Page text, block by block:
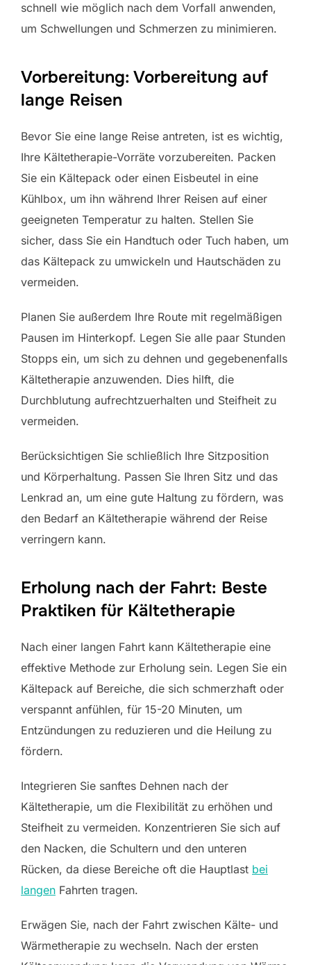
schnell wie möglich nach dem Vorfall anwenden,
um Schwellungen und Schmerzen zu minimieren.
Vorbereitung: Vorbereitung auf
lange Reisen
Bevor Sie eine lange Reise antreten, ist es wichtig,
Ihre Kältetherapie-Vorräte vorzubereiten. Packen
Sie ein Kältepack oder einen Eisbeutel in eine
Kühlbox, um ihn während Ihrer Reisen auf einer
geeigneten Temperatur zu halten. Stellen Sie
sicher, dass Sie ein Handtuch oder Tuch haben, um
das Kältepack zu umwickeln und Hautschäden zu
vermeiden.
Planen Sie außerdem Ihre Route mit regelmäßigen
Pausen im Hinterkopf. Legen Sie alle paar Stunden
Stopps ein, um sich zu dehnen und gegebenenfalls
Kältetherapie anzuwenden. Dies hilft, die
Durchblutung aufrechtzuerhalten und Steifheit zu
vermeiden.
Berücksichtigen Sie schließlich Ihre Sitzposition
und Körperhaltung. Passen Sie Ihren Sitz und das
Lenkrad an, um eine gute Haltung zu fördern, was
den Bedarf an Kältetherapie während der Reise
verringern kann.
Erholung nach der Fahrt: Beste
Praktiken für Kältetherapie
Nach einer langen Fahrt kann Kältetherapie eine
effektive Methode zur Erholung sein. Legen Sie ein
Kältepack auf Bereiche, die sich schmerzhaft oder
verspannt anfühlen, für 15-20 Minuten, um
Entzündungen zu reduzieren und die Heilung zu
fördern.
Integrieren Sie sanftes Dehnen nach der
Kältetherapie, um die Flexibilität zu erhöhen und
Steifheit zu vermeiden. Konzentrieren Sie sich auf
den Nacken, die Schultern und den unteren
Rücken, da diese Bereiche oft die Hauptlast bei
langen Fahrten tragen.
Erwägen Sie, nach der Fahrt zwischen Kälte- und
Wärmetherapie zu wechseln. Nach der ersten